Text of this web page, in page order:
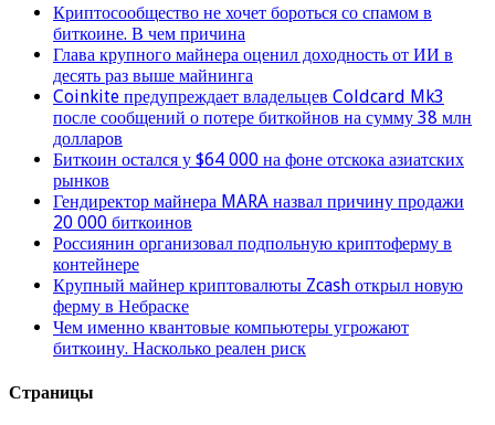
Криптосообщество не хочет бороться со спамом в
биткоине. В чем причина
Глава крупного майнера оценил доходность от ИИ в
десять раз выше майнинга
Coinkite предупреждает владельцев Coldcard Mk3
после сообщений о потере биткойнов на сумму 38 млн
долларов
Биткоин остался у $64 000 на фоне отскока азиатских
рынков
Гендиректор майнера MARA назвал причину продажи
20 000 биткоинов
Россиянин организовал подпольную криптоферму в
контейнере
Крупный майнер криптовалюты Zcash открыл новую
ферму в Небраске
Чем именно квантовые компьютеры угрожают
биткоину. Насколько реален риск
Страницы